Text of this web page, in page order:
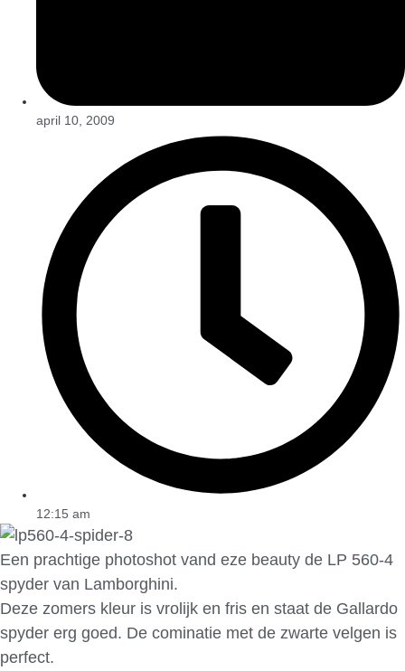
april 10, 2009
12:15 am
Een prachtige photoshot vand eze beauty de LP 560-4
spyder van Lamborghini.
Deze zomers kleur is vrolijk en fris en staat de Gallardo
spyder erg goed. De cominatie met de zwarte velgen is
perfect.